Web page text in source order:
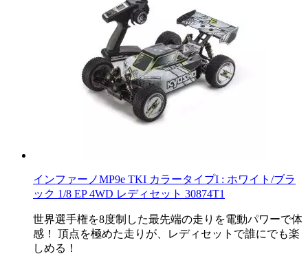
インファーノMP9e TKI カラータイプI : ホワイト/ブラ
ック 1/8 EP 4WD レディセット 30874T1
世界選手権を8度制した最先端の走りを電動パワーで体
感！ 頂点を極めた走りが、レディセットで誰にでも楽
しめる！